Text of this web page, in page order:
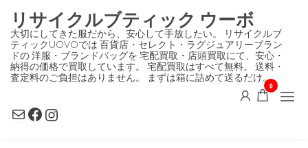
ン
テ
ン
ツ
リサイクルブティック ウーボ
大切にしてきた服だから、安心して手放したい。 リサイクルブ
ティックUOVOでは 百貨店・セレクト・ラグジュアリーブラン
ドの 洋服・ブランドバッグを 宅配買取・店頭買取にて、安心・
納得の価格で買取しています。 宅配買取はすべて無料。 送料・
査定料のご負担はありません。 まずは箱に詰めて送るだけ。
MailFacebook
Instagram
0